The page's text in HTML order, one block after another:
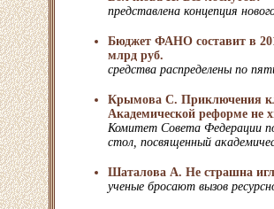
представлена концепция
Бюджет ФАНО составит в
млрд руб.
средства распределены по
Крымова С. Приключения
Академической реформе не
Комитет Совета Федерации
стол, посвященный
Шаталова А. Не страшна
ученые бросают вызов